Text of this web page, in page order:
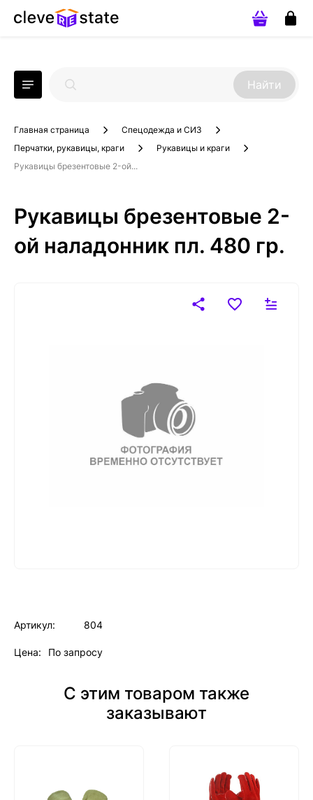
Найти
Главная страница
Спецодежда и СИЗ
Перчатки, рукавицы, краги
Рукавицы и краги
Рукавицы брезентовые 2-ой...
Рукавицы брезентовые 2-
ой наладонник пл. 480 гр.
Артикул: 804
Цена: По запросу
С этим товаром также
заказывают